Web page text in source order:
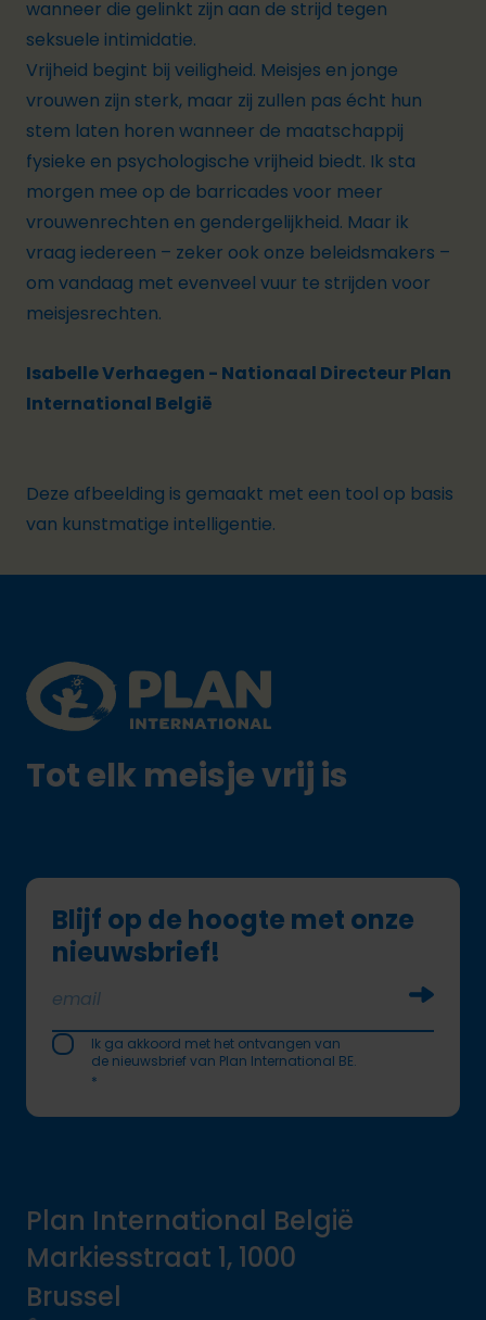
wanneer die gelinkt zijn aan de strijd tegen
seksuele intimidatie.
Vrijheid begint bij veiligheid. Meisjes en jonge
vrouwen zijn sterk, maar zij zullen pas écht hun
stem laten horen wanneer de maatschappij
fysieke en psychologische vrijheid biedt. Ik sta
morgen mee op de barricades voor meer
vrouwenrechten en gendergelijkheid. Maar ik
vraag iedereen – zeker ook onze beleidsmakers –
om vandaag met evenveel vuur te strijden voor
meisjesrechten.
Isabelle Verhaegen - Nationaal Directeur Plan
International België
Deze afbeelding is gemaakt met een tool op basis
van kunstmatige intelligentie.
Plan International logo
Tot elk meisje vrij is
Blijf op de hoogte met onze
nieuwsbrief!
Ik ga akkoord met het ontvangen van
de nieuwsbrief van Plan International BE.
*
Plan International België
Markiesstraat 1, 1000
Brussel